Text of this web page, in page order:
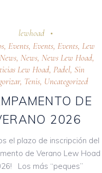
lewhoad
,Events,Events,Events,Lew
,News,News Lew Hoad,
Lew Hoad,Padel, Sin
, Tenis, Uncategorized
DE
2026
el plazo de inscripción del
de Verano Lew Hoad
Los más “peques”